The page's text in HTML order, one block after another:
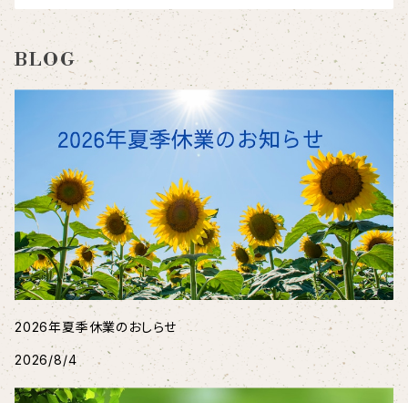
BLOG
2026年夏季休業のおしらせ
2026/8/4